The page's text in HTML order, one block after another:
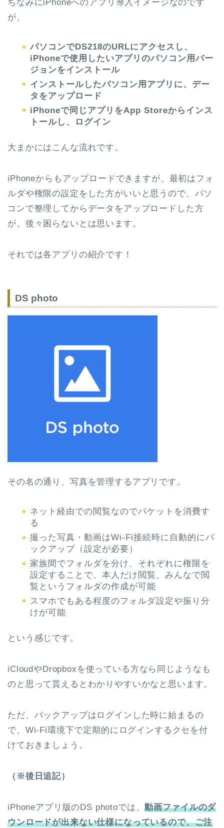
ちなみにiPhoneへのアプリ導入イメージなのです
が、
パソコンでDS218のURLにアクセスし、
iPhoneで使用したいアプリのパソコン用バー
ジョンをインストール
インストールしたパソコン用アプリに、デー
タをアップロード
iPhoneで同じアプリをApp Storeからインス
トールし、ログイン
大まかにはこんな流れです。
iPhoneからもアップロードできますが、最初はフォ
ルダや権限の設定をした方がいいと思うので、パソ
コンで整理してからデータをアップロードした方
が、後々困らないとは思います。
それでは各アプリの紹介です！
DS photo
その名の通り、写真を管理するアプリです。
ネット経由での閲覧なのでパケットを消費す
る
撮った写真・動画はWi-Fi接続時に自動的にバ
ックアップ（設定が必要）
家族間でフォルダを分け、それぞれに権限を
設定することで、本人だけ閲覧、みんなで閲
覧というフォルダの作成が可能
スマホでもある程度のフォルダ設定や振り分
けが可能
という感じです。
iCloudやDropboxを使っている方なら同じようなも
のと思って貰えるとわかりやすいかなと思います。
ただ、バックアップはログインした時に始まるの
で、Wi-Fi環境下で定期的にログインするクセを付
けておきましょう。
（※後日追記）
iPhoneアプリ版のDS photoでは、動画ファイルのダ
ウンロードが出来ない仕様になっているので、ご注